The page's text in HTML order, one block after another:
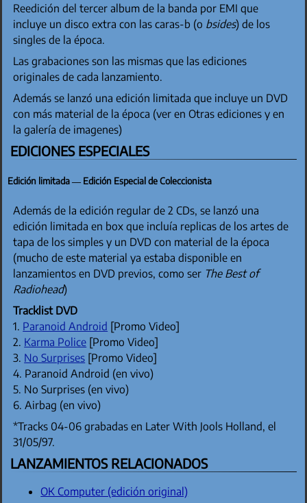
Reedición del tercer album de la banda por EMI que
incluye un disco extra con las caras-b (o bsides) de los
singles de la época.
Las grabaciones son las mismas que las ediciones
originales de cada lanzamiento.
Además se lanzó una edición limitada que incluye un DVD
con más material de la época (ver en Otras ediciones y en
la galería de imagenes)
EDICIONES ESPECIALES
Edición limitada — Edición Especial de Coleccionista
Además de la edición regular de 2 CDs, se lanzó una
edición limitada en box que incluía replicas de los artes de
tapa de los simples y un DVD con material de la época
(mucho de este material ya estaba disponible en
lanzamientos en DVD previos, como ser The Best of
Radiohead)
Tracklist DVD
1. Paranoid Android [Promo Video]
2. Karma Police [Promo Video]
3. No Surprises [Promo Video]
4. Paranoid Android (en vivo)
5. No Surprises (en vivo)
6. Airbag (en vivo)
*Tracks 04-06 grabadas en Later With Jools Holland, el
31/05/97.
LANZAMIENTOS RELACIONADOS
OK Computer (edición original)